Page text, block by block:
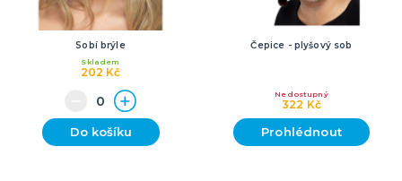
Sobí brýle
202 Kč
Skladem
Do košíku
Čepice - plyšový sob
322 Kč
Nedostupný
Prohlédnout